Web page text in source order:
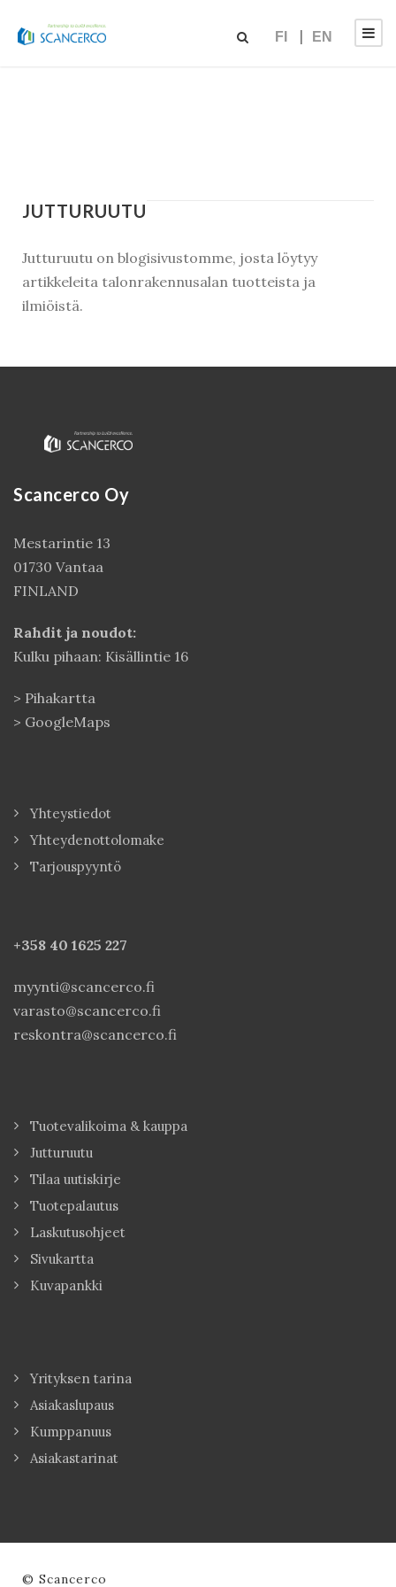
FI EN
JUTTURUUTU
Jutturuutu on blogisivustomme, josta löytyy
artikkeleita talonrakennusalan tuotteista ja
ilmiöistä.
Scancerco Oy
Mestarintie 13
01730 Vantaa
FINLAND
Rahdit ja noudot:
Kulku pihaan: Kisällintie 16
> Pihakartta
> GoogleMaps
Yhteystiedot
Yhteydenottolomake
Tarjouspyyntö
+358 40 1625 227
myynti@scancerco.fi
varasto@scancerco.fi
reskontra@scancerco.fi
Tuotevalikoima & kauppa
Jutturuutu
Tilaa uutiskirje
Tuotepalautus
Laskutusohjeet
Sivukartta
Kuvapankki
Yrityksen tarina
Asiakaslupaus
Kumppanuus
Asiakastarinat
© Scancerco